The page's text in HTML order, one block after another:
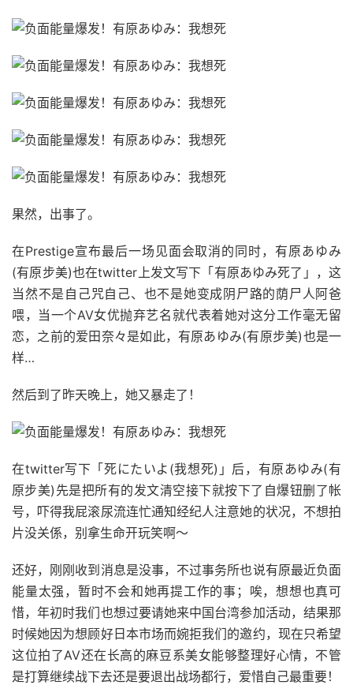
果然，出事了。
在Prestige宣布最后一场见面会取消的同时，有原あゆみ
(有原步美)也在twitter上发文写下「有原あゆみ死了」，这
当然不是自己咒自己、也不是她变成阴尸路的荫尸人阿爸
喂，当一个AV女优抛弃艺名就代表着她对这分工作毫无留
恋，之前的爱田奈々是如此，有原あゆみ(有原步美)也是一
样…
然后到了昨天晚上，她又暴走了！
在twitter写下「死にたいよ(我想死)」后，有原あゆみ(有
原步美)先是把所有的发文清空接下就按下了自爆钮删了帐
号，吓得我屁滚尿流连忙通知经纪人注意她的状况，不想拍
片没关係，别拿生命开玩笑啊～
还好，刚刚收到消息是没事，不过事务所也说有原最近负面
能量太强，暂时不会和她再提工作的事；唉，想想也真可
惜，年初时我们也想过要请她来中国台湾参加活动，结果那
时候她因为想顾好日本市场而婉拒我们的邀约，现在只希望
这位拍了AV还在长高的麻豆系美女能够整理好心情，不管
是打算继续战下去还是要退出战场都行，爱惜自己最重要！